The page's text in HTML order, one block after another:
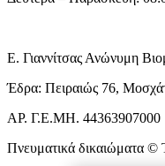
Ε. Γιαννίτσας Ανώνυμη
Έδρα: Πειραιώς 76,
ΑΡ. Γ.Ε.ΜΗ. 44363907000
Πνευματικά δικαιώματα ©